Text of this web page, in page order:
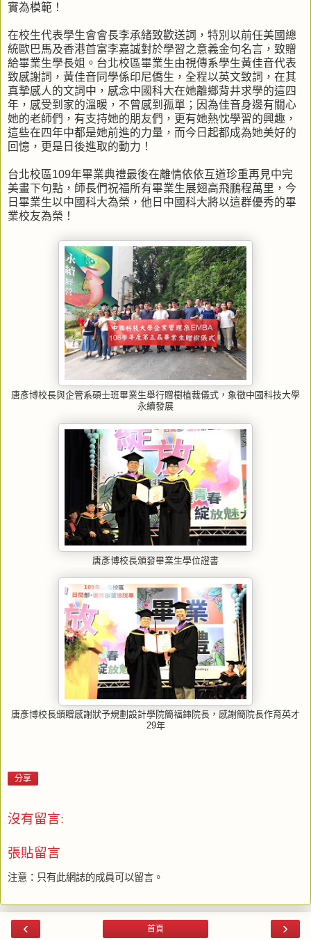
實為模範！
在校生代表學生會會長李承緒致歡送詞，特別以前任美國總
統歐巴馬及香港首富李嘉誠對於學習之意義金句名言，致贈
給畢業生學長姐。台北校區畢業生由視傳系學生黃佳音代表
致感謝詞，黃佳音同學係印尼僑生，全程以英文致詞，在其
真摯感人的文詞中，感念中國科大在她離鄉背井求學的這四
年，感受到家的溫暖，不曾感到孤單；因為佳音身邊有關心
她的老師們，有支持她的朋友們，更有她熱忱學習的興趣，
這些在四年中都是她前進的力量，而今日起都成為她美好的
回憶，更是日後進取的動力！
台北校區109年畢業典禮最後在離情依依互道珍重再見中完
美畫下句點，師長們祝福所有畢業生展翅高飛鵬程萬里，今
日畢業生以中國科大為榮，他日中國科大將以這群優秀的畢
業校友為榮！
唐彥博校長與企管系碩士班畢業生舉行贈樹植裁儀式，象徵中國科技大學
永續發展
唐彥博校長頒發畢業生學位證書
唐彥博校長頒贈感謝狀予規劃設計學院簡福鋛院長，感謝簡院長作育英才
29年
分享
沒有留言:
張貼留言
注意：只有此網誌的成員可以留言。
‹ ›
首頁